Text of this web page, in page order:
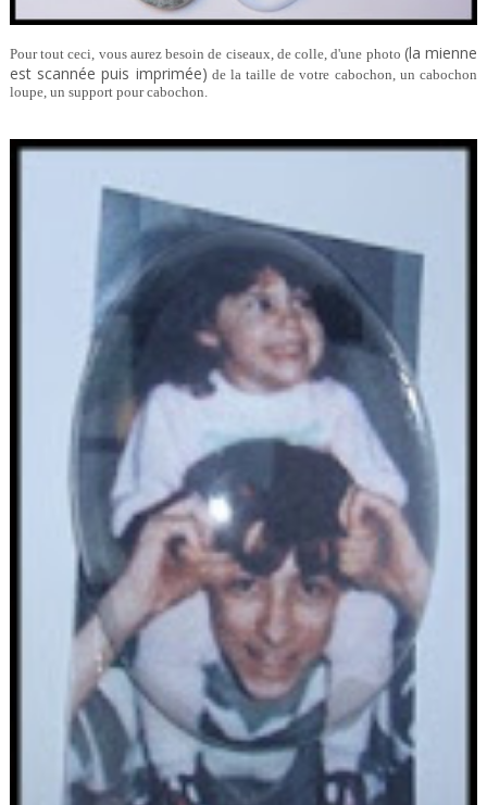
Pour tout ceci, vous aurez besoin de ciseaux, de colle, d'une photo (la mienne
est scannée puis imprimée) de la taille de votre cabochon, un cabochon
loupe, un support pour cabochon.